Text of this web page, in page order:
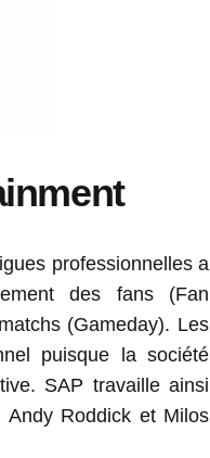
professionnelles a
des fans (Fan
(Gameday). Les
puisque la société
SAP travaille ainsi
Roddick et Milos